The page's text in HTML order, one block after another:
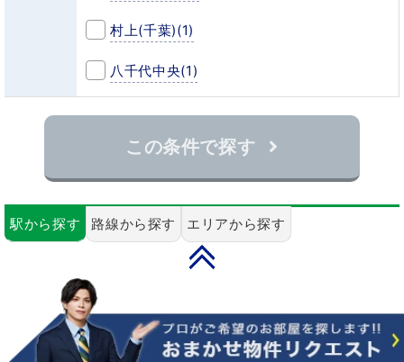
村上(千葉)(1)
八千代中央(1)
この条件で探す
駅から探す 路線から探す エリアから探す